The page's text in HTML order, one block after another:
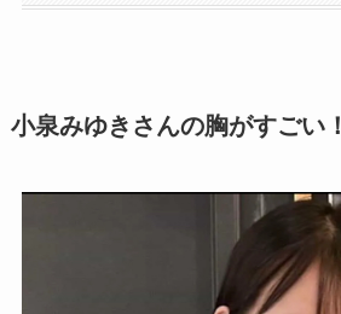
小泉みゆきさんの胸がすごい！